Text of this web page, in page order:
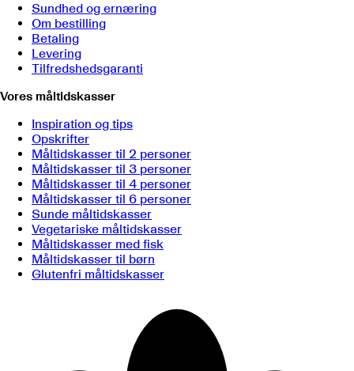
Sundhed og ernæring
Om bestilling
Betaling
Levering
Tilfredshedsgaranti
Vores måltidskasser
Inspiration og tips
Opskrifter
Måltidskasser til 2 personer
Måltidskasser til 3 personer
Måltidskasser til 4 personer
Måltidskasser til 6 personer
Sunde måltidskasser
Vegetariske måltidskasser
Måltidskasser med fisk
Måltidskasser til børn
Glutenfri måltidskasser